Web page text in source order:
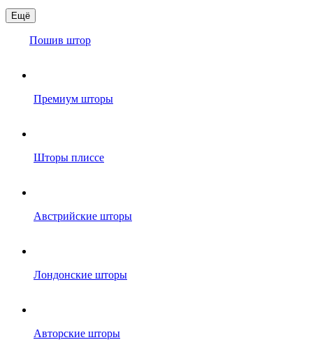
Ещё
Пошив штор
Премиум шторы
Шторы плиссе
Австрийские шторы
Лондонские шторы
Авторские шторы